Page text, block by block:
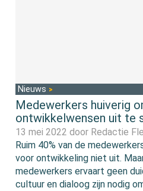
Nieuws
Medewerkers huiverig
ontwikkelwensen uit te
13 mei 2022 door Redactie
Ruim 40% van de
voor ontwikkeling niet uit.
medewerkers ervaart geen
cultuur en dialoog zijn nodig